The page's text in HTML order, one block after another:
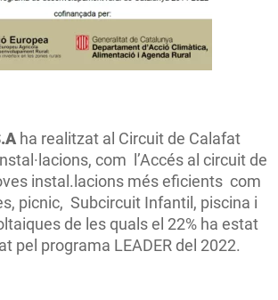
ha realitzat al Circuit de Calafat
com l’Accés al circuit de
instal.lacions més eficients com
picnic, Subcircuit Infantil, piscina i
de les quals el 22% ha estat
pel programa LEADER del 2022.